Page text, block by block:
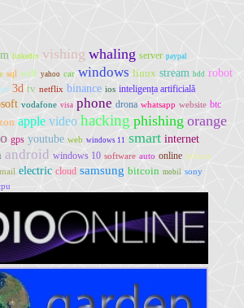
linkedin vishing whaling server paypal
sql wifi yahoo car windows linux stream hdd robot
3d tv netflix binance ios inteligența artificială
vodafone visa phone drona whatsapp website btc
apple video hacking phishing orange
gps youtube web windows 11 smart internet
android windows 10 software auto online iphone
electric cloud samsung bitcoin mobil sony